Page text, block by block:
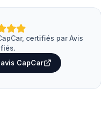
certifiés par Avis
CapCar